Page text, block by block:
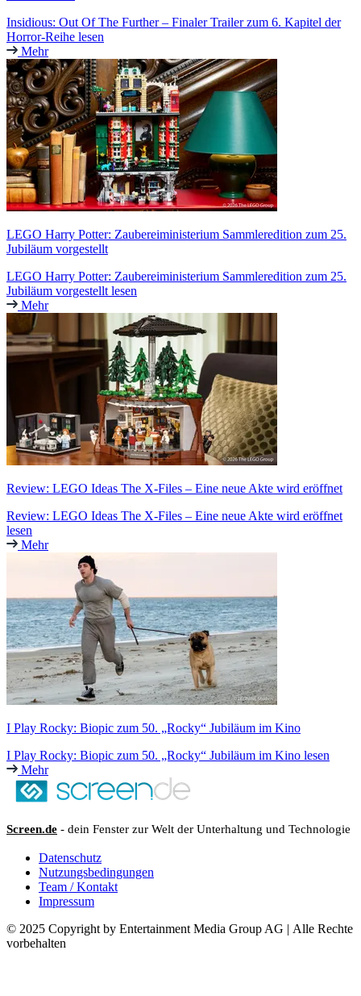
Insidious: Out Of The Further – Finaler Trailer zum 6. Kapitel der
Horror-Reihe lesen
Mehr
LEGO Harry Potter: Zaubereiministerium Sammleredition zum 25.
Jubiläum vorgestellt
LEGO Harry Potter: Zaubereiministerium Sammleredition zum 25.
Jubiläum vorgestellt lesen
Mehr
Review: LEGO Ideas The X-Files – Eine neue Akte wird eröffnet
Review: LEGO Ideas The X-Files – Eine neue Akte wird eröffnet
lesen
Mehr
I Play Rocky: Biopic zum 50. „Rocky“ Jubiläum im Kino
I Play Rocky: Biopic zum 50. „Rocky“ Jubiläum im Kino lesen
Mehr
Screen.de - dein Fenster zur Welt der Unterhaltung und Technologie
Datenschutz
Nutzungsbedingungen
Team / Kontakt
Impressum
© 2025 Copyright by Entertainment Media Group AG | Alle Rechte
vorbehalten